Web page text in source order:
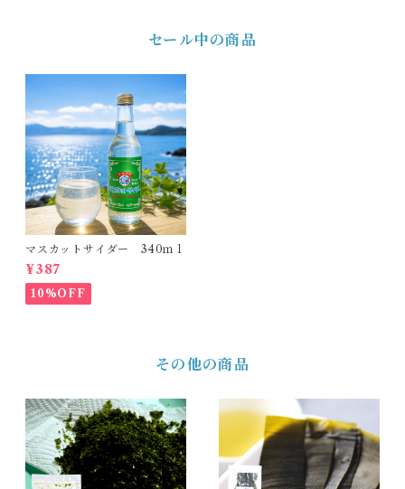
セール中の商品
マスカットサイダー 340ｍｌ
¥387
10%OFF
その他の商品